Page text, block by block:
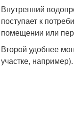
Внутренний
поступает к
помещении или
Второй удобнее
участке,